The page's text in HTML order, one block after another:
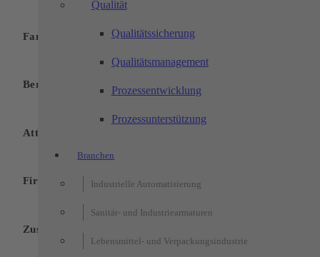
Qualität
Qualitätssicherung
Qualitätsmanagement
Prozessentwicklung
Prozessunterstützung
Branchen
Industrielle Automatisierung
Sanitär- und Industriearmaturen
Lebensmittel- und Verpackungsindustrie
Familiäre Unternehmenskultur
Berufskleidung
Attraktive Sonderleistungen
Firmenevents
Zuschuss zum Mittagessen